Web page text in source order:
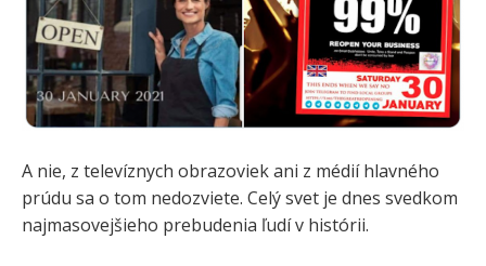
A nie, z televíznych obrazoviek ani z médií hlavného
prúdu sa o tom nedozviete. Celý svet je dnes svedkom
najmasovejšieho prebudenia ľudí v histórii.